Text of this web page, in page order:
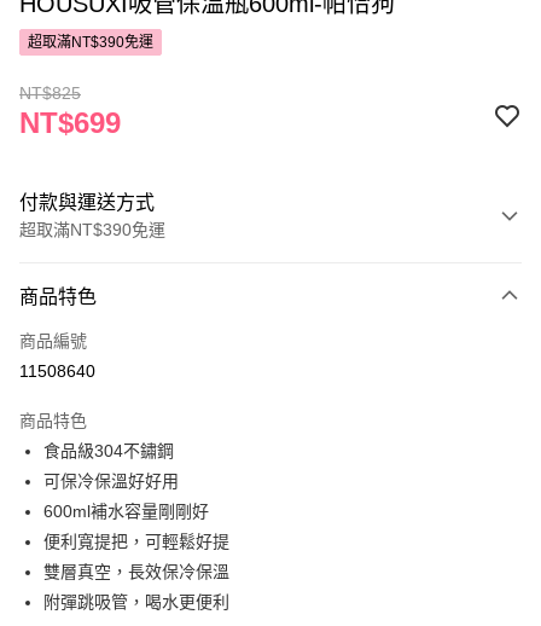
超取滿NT$390免運
NT$825
NT$699
付款與運送方式
超取滿NT$390免運
POYA支付
信用卡一次付款
LINE Pay
Apple Pay
街口支付
悠遊付
商品特色
商品編號
11508640
商品特色
食品級304不鏽鋼
可保冷保溫好好用
600ml補水容量剛剛好
便利寬提把，可輕鬆好提
雙層真空，長效保冷保溫
附彈跳吸管，喝水更便利